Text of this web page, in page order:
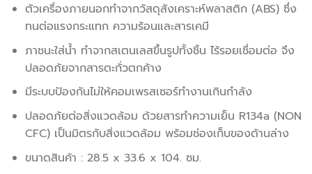
ตัวเครื่องภายนอกทำจากวัสดุสังเคราะห์พลาสติก (ABS) ซึ่ง
ทนต่อแรงกระแทก ความร้อนและสารเคมี
ภาชนะใส่น้ำ ทำจากสเตนเลสขึ้นรูปทั้งชิ้น ไร้รอยเชื่อมต่อ จึง
ปลอดภัยจากสารตะกั่วตกค้าง
มีระบบป้องกันไม่ให้คอมเพรสเซอร์ทำงานเกินกำลัง
ปลอดภัยต่อสิ่งแวดล้อม ด้วยสารทำความเย็น R134a (NON
CFC) เป็นมิตรกับสิ่งแวดล้อม พร้อมช่องเก็บของด้านล่าง
ขนาดสินค้า : 28.5 x 33.6 x 104. ซม.